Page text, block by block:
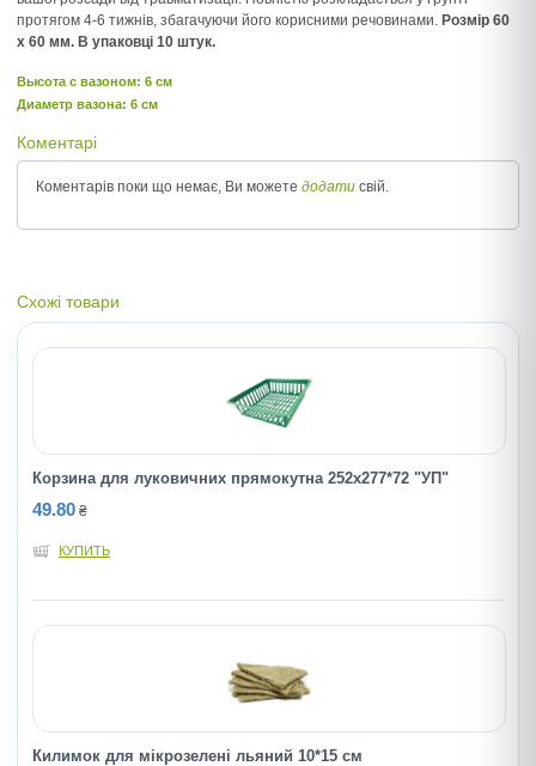
протягом 4-6 тижнів, збагачуючи його корисними речовинами. Розмір 60
х 60 мм. В упаковці 10 штук.
Высота c вазоном: 6 см
Диаметр вазона: 6 см
Коментарі
Коментарів поки що немає, Ви можете додати свій.
Схожі товари
Корзина для луковичних прямокутна 252х277*72 "УП"
49.80 ₴
КУПИТЬ
Килимок для мiкрозеленi льяний 10*15 см